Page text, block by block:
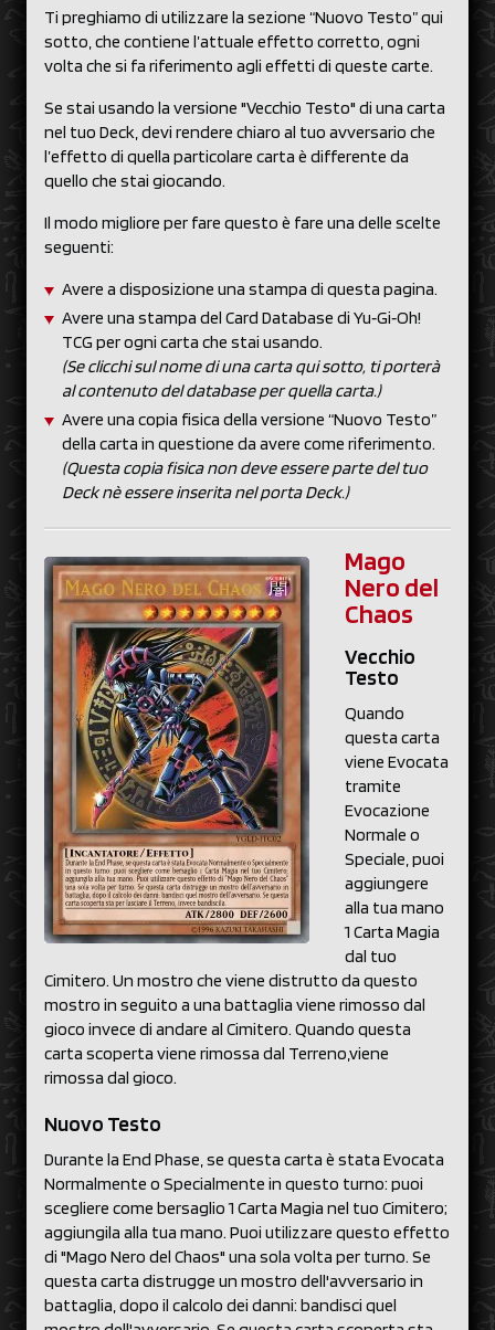
Ti preghiamo di utilizzare la sezione “Nuovo Testo” qui
sotto, che contiene l’attuale effetto corretto, ogni
volta che si fa riferimento agli effetti di queste carte.
Se stai usando la versione "Vecchio Testo" di una carta
nel tuo Deck, devi rendere chiaro al tuo avversario che
l’effetto di quella particolare carta è differente da
quello che stai giocando.
Il modo migliore per fare questo è fare una delle scelte
seguenti:
Avere a disposizione una stampa di questa pagina.
Avere una stampa del Card Database di Yu‑Gi‑Oh!
TCG per ogni carta che stai usando.
(Se clicchi sul nome di una carta qui sotto, ti porterà
al contenuto del database per quella carta.)
Avere una copia fisica della versione “Nuovo Testo”
della carta in questione da avere come riferimento.
(Questa copia fisica non deve essere parte del tuo
Deck nè essere inserita nel porta Deck.)
Mago
Nero del
Chaos
Vecchio
Testo
Quando
questa carta
viene Evocata
tramite
Evocazione
Normale o
Speciale, puoi
aggiungere
alla tua mano
1 Carta Magia
dal tuo
Cimitero. Un mostro che viene distrutto da questo
mostro in seguito a una battaglia viene rimosso dal
gioco invece di andare al Cimitero. Quando questa
carta scoperta viene rimossa dal Terreno,viene
rimossa dal gioco.
Nuovo Testo
Durante la End Phase, se questa carta è stata Evocata
Normalmente o Specialmente in questo turno: puoi
scegliere come bersaglio 1 Carta Magia nel tuo Cimitero;
aggiungila alla tua mano. Puoi utilizzare questo effetto
di "Mago Nero del Chaos" una sola volta per turno. Se
questa carta distrugge un mostro dell'avversario in
battaglia, dopo il calcolo dei danni: bandisci quel